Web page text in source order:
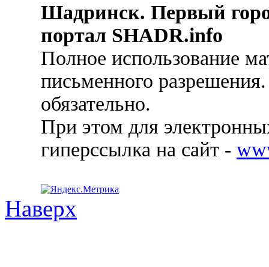
Шадринск. Первый
портал SHADR.info
Полное использование
письменного
обязательно.
При этом для
гиперссылка на сайт -
Наверх